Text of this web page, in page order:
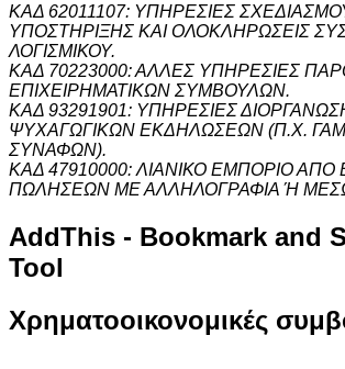
ΚΑΔ 62011107: ΥΠΗΡΕΣΙΕΣ
ΥΠΟΣΤΗΡΙΞΗΣ ΚΑΙ ΟΛΟΚΛΗΡΩΣΕΙΣ
ΛΟΓΙΣΜΙΚΟΥ.
ΚΑΔ 70223000: ΑΛΛΕΣ ΥΠΗΡΕΣΙΕΣ
ΕΠΙΧΕΙΡΗΜΑΤΙΚΩΝ ΣΥΜΒΟΥΛΩΝ.
ΚΑΔ 93291901: ΥΠΗΡΕΣΙΕΣ
ΨΥΧΑΓΩΓΙΚΩΝ ΕΚΔΗΛΩΣΕΩΝ (Π.Χ.
ΣΥΝΑΦΩΝ).
ΚΑΔ 47910000: ΛΙΑΝΙΚΟ ΕΜΠΟΡΙΟ ΑΠΟ
ΠΩΛΗΣΕΩΝ ΜΕ ΑΛΛΗΛΟΓΡΑΦΙΑ Ή ΜΕΣΩ
AddThis - Bookmark and
Tool
Χρηματοοικονομικές